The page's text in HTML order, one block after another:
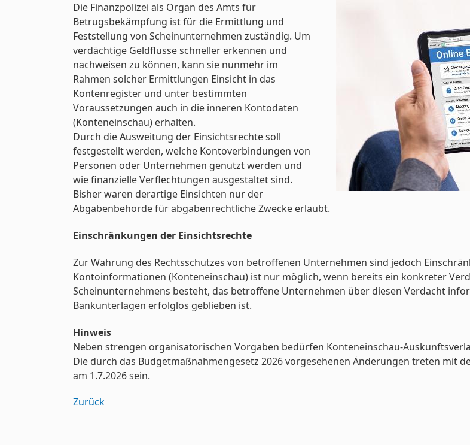
Die Finanzpolizei als Organ des Amts für
Betrugsbekämpfung ist für die Ermittlung und
Feststellung von Scheinunternehmen zuständig. Um
verdächtige Geldflüsse schneller erkennen und
nachweisen zu können, kann sie nunmehr im
Rahmen solcher Ermittlungen Einsicht in das
Kontenregister und unter bestimmten
Voraussetzungen auch in die inneren Kontodaten
(Konteneinschau) erhalten.
Durch die Ausweitung der Einsichtsrechte soll
festgestellt werden, welche Kontoverbindungen von
Personen oder Unternehmen genutzt werden und
wie finanzielle Verflechtungen ausgestaltet sind.
Bisher waren derartige Einsichten nur der
Abgabenbehörde für abgabenrechtliche Zwecke erlaubt.
Einschränkungen der Einsichtsrechte
Zur Wahrung des Rechtsschutzes von betroffenen Unternehmen sind jedoch
Kontoinformationen (Konteneinschau) ist nur möglich, wenn bereits ein konkreter
Scheinunternehmens besteht, das betroffene Unternehmen über diesen Verdacht
Bankunterlagen erfolglos geblieben ist.
Hinweis
Neben strengen organisatorischen Vorgaben bedürfen Konteneinschau-
Die durch das Budgetmaßnahmengesetz 2026 vorgesehenen Änderungen treten mit
am 1.7.2026 sein.
Zurück